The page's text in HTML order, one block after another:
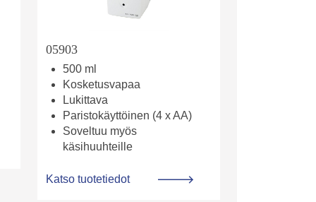
05903
500 ml
Kosketusvapaa
Lukittava
Paristokäyttöinen (4 x AA)
Soveltuu myös
käsihuuhteille
Katso tuotetiedot